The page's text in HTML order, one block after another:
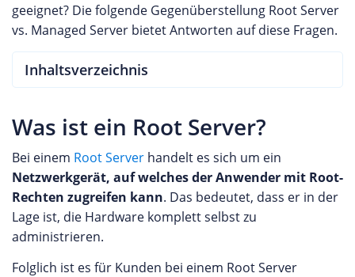
geeignet? Die folgende Gegenüberstellung Root Server
vs. Managed Server bietet Antworten auf diese Fragen.
Inhaltsverzeichnis
Was ist ein Root Server?
Bei einem Root Server handelt es sich um ein
Netzwerkgerät, auf welches der Anwender mit Root-
Rechten zugreifen kann. Das bedeutet, dass er in der
Lage ist, die Hardware komplett selbst zu
administrieren.
Folglich ist es für Kunden bei einem Root Server